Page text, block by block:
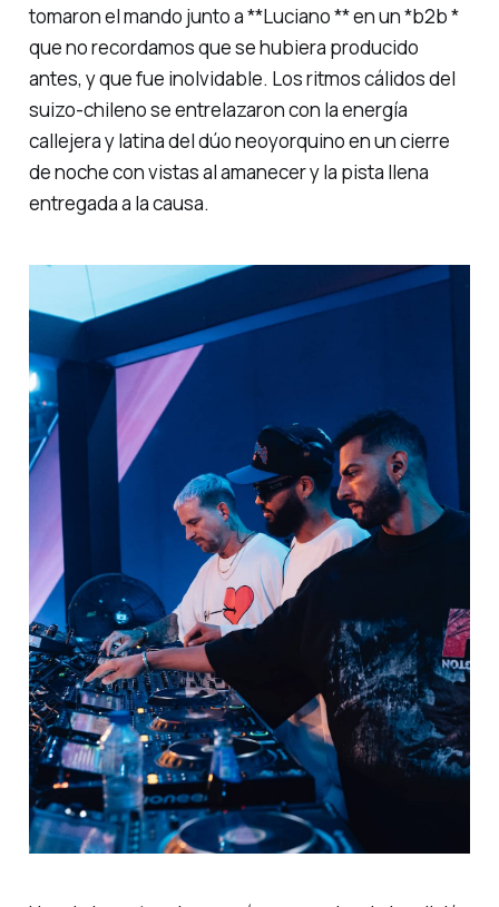
tomaron el mando junto a **Luciano ** en un *b2b *
que no recordamos que se hubiera producido
antes, y que fue inolvidable. Los ritmos cálidos del
suizo-chileno se entrelazaron con la energía
callejera y latina del dúo neoyorquino en un cierre
de noche con vistas al amanecer y la pista llena
entregada a la causa.